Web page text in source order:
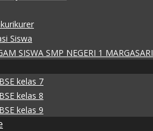
Siswa
SISWA SMP NEGERI 1 MARGASARI
kelas 7
kelas 8
kelas 9